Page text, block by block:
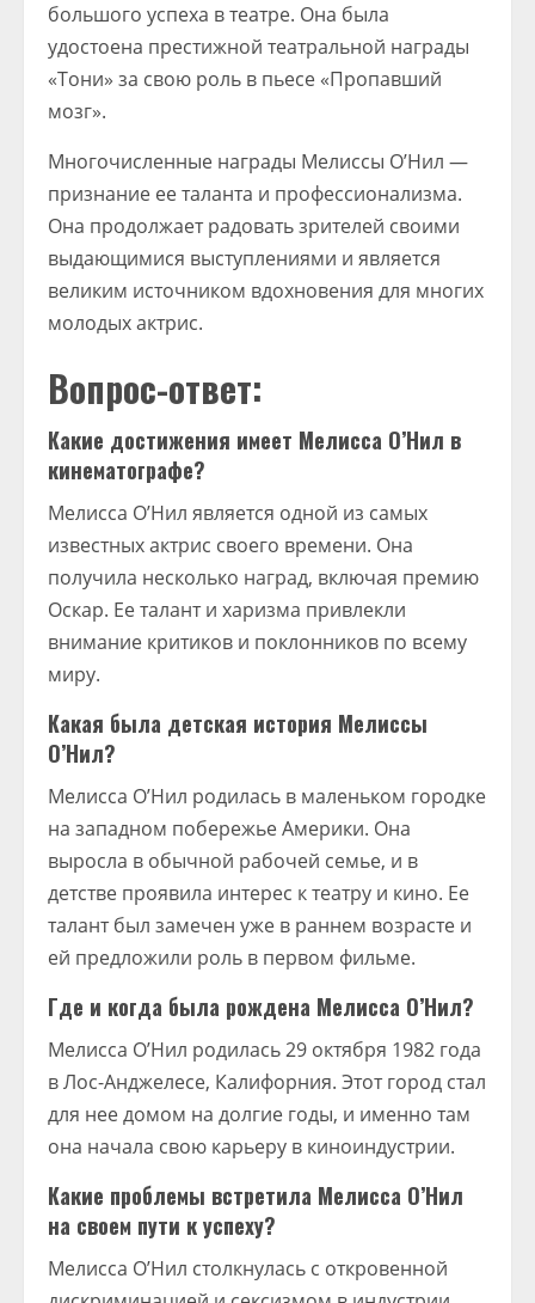
большого успеха в театре. Она была
удостоена престижной театральной награды
«Тони» за свою роль в пьесе «Пропавший
мозг».
Многочисленные награды Мелиссы О’Нил —
признание ее таланта и профессионализма.
Она продолжает радовать зрителей своими
выдающимися выступлениями и является
великим источником вдохновения для многих
молодых актрис.
Вопрос-ответ:
Какие достижения имеет Мелисса О’Нил в
кинематографе?
Мелисса О’Нил является одной из самых
известных актрис своего времени. Она
получила несколько наград, включая премию
Оскар. Ее талант и харизма привлекли
внимание критиков и поклонников по всему
миру.
Какая была детская история Мелиссы
О’Нил?
Мелисса О’Нил родилась в маленьком городке
на западном побережье Америки. Она
выросла в обычной рабочей семье, и в
детстве проявила интерес к театру и кино. Ее
талант был замечен уже в раннем возрасте и
ей предложили роль в первом фильме.
Где и когда была рождена Мелисса О’Нил?
Мелисса О’Нил родилась 29 октября 1982 года
в Лос-Анджелесе, Калифорния. Этот город стал
для нее домом на долгие годы, и именно там
она начала свою карьеру в киноиндустрии.
Какие проблемы встретила Мелисса О’Нил
на своем пути к успеху?
Мелисса О’Нил столкнулась с откровенной